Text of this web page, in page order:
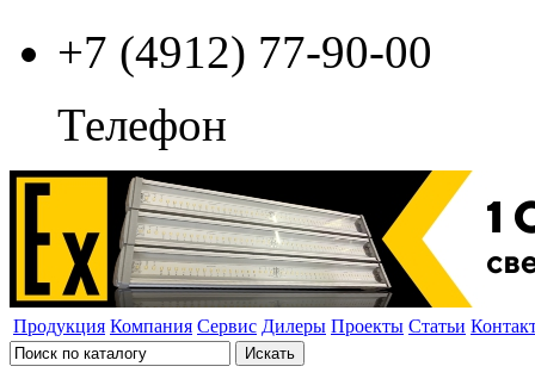
+7 (4912) 77-90-00
Телефон
Продукция Компания Сервис Дилеры Проекты Статьи